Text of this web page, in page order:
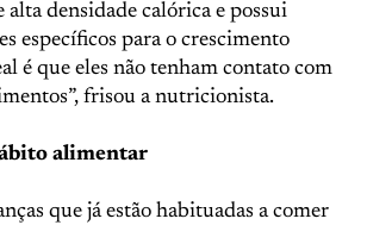
alta densidade calórica e possui
específicos para o crescimento
é que eles não tenham contato com
frisou a nutricionista.
alimentar
que já estão habituadas a comer